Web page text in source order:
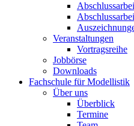
Veranstaltungen
Vortragsreihe
Jobbörse
Downloads
Fachschule für Modellistik
Über uns
Überblick
Termine